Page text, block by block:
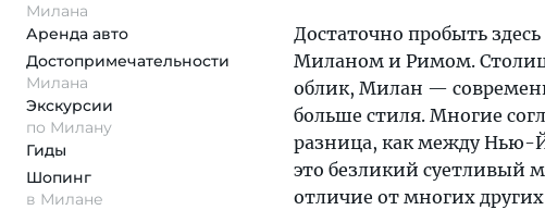
Милана
Аренда авто
Достопримеча­тельности
Милана
Экскурсии
по Милану
Гиды
Шопинг
в Милане
Достаточно пробыть
Миланом и Римом.
облик, Милан —
больше стиля. Многие
разница, как между Нью-
это безликий суетливый
отличие от многих